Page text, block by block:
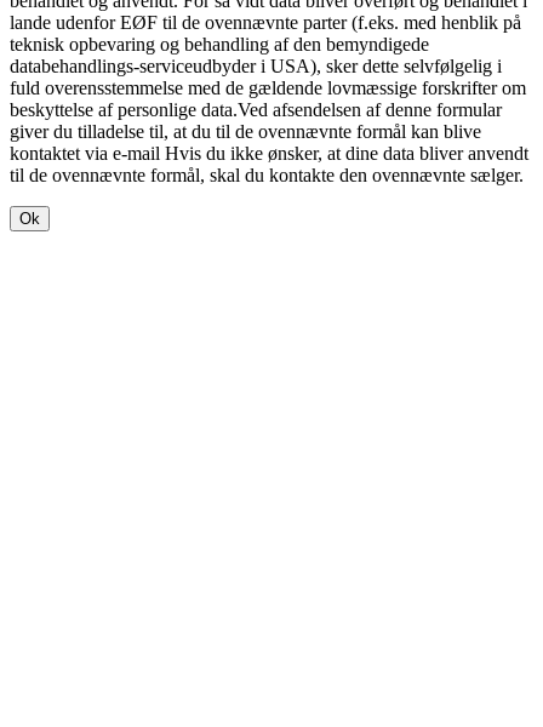
lande udenfor EØF til de ovennævnte parter (f.eks. med henblik på
teknisk opbevaring og behandling af den bemyndigede
databehandlings-serviceudbyder i USA), sker dette selvfølgelig i
fuld overensstemmelse med de gældende lovmæssige forskrifter om
beskyttelse af personlige data.Ved afsendelsen af denne formular
giver du tilladelse til, at du til de ovennævnte formål kan blive
kontaktet via e-mail Hvis du ikke ønsker, at dine data bliver anvendt
til de ovennævnte formål, skal du kontakte den ovennævnte sælger.
Ok